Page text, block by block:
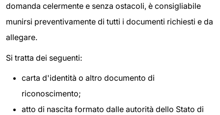
domanda celermente e senza ostacoli, è consigliabile
munirsi preventivamente di tutti i documenti richiesti e da
allegare.
Si tratta dei seguenti:
carta d'identità o altro documento di
riconoscimento;
atto di nascita formato dalle autorità dello Stato di